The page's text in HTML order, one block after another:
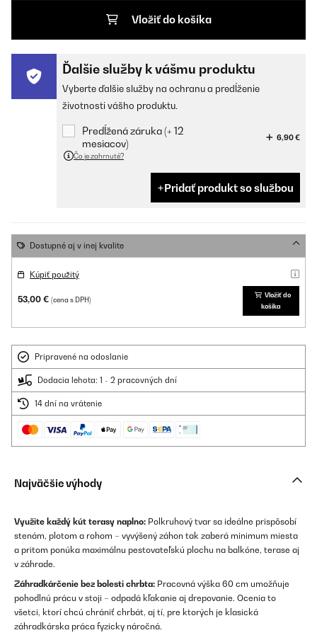
Vložiť do košíka
Ďalšie služby k vášmu produktu
Vyberte ďalšie služby na ochranu a predĺženie
životnosti vášho produktu.
Predĺžená záruka (+ 12
mesiacov)
6,90 €
Čo je zahrnuté?
Pridať produkt so službou
Dostupné aj v inej kvalite
Kúpiť použitý
53,00 € (cena s DPH)
Vložiť do
košíka
Pripravené na odoslanie
Dodacia lehota: 1 - 2 pracovných dní
14 dní na vrátenie
Najväčšie výhody
Využite každý kút terasy naplno: Polkruhový tvar sa ideálne prispôsobí
stenám, plotom a rohom – vyvýšený záhon tak zaberá minimum miesta
a pritom ponúka maximálnu pestovateľskú plochu na balkóne, terase aj
v záhrade.
Záhradkárčenie bez bolesti chrbta: Pracovná výška 60 cm umožňuje
pohodlnú prácu v stoji – odpadá kľakanie aj drepovanie. Ocenia to
všetci, ktorí chcú chrániť chrbát, aj tí, pre ktorých je klasická
záhradkárska práca fyzicky náročná.